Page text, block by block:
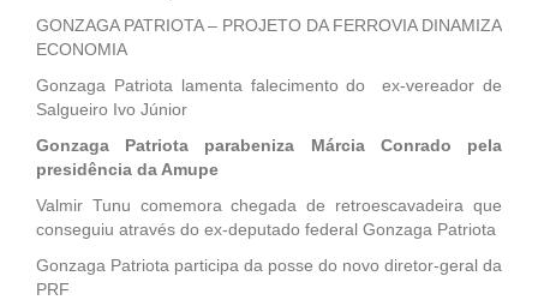
GONZAGA PATRIOTA – PROJETO DA FERROVIA DINAMIZA
ECONOMIA
Gonzaga Patriota lamenta falecimento do ex-vereador de
Salgueiro Ivo Júnior
Gonzaga Patriota parabeniza Márcia Conrado pela
presidência da Amupe
Valmir Tunu comemora chegada de retroescavadeira que
conseguiu através do ex-deputado federal Gonzaga Patriota
Gonzaga Patriota participa da posse do novo diretor-geral da
PRF